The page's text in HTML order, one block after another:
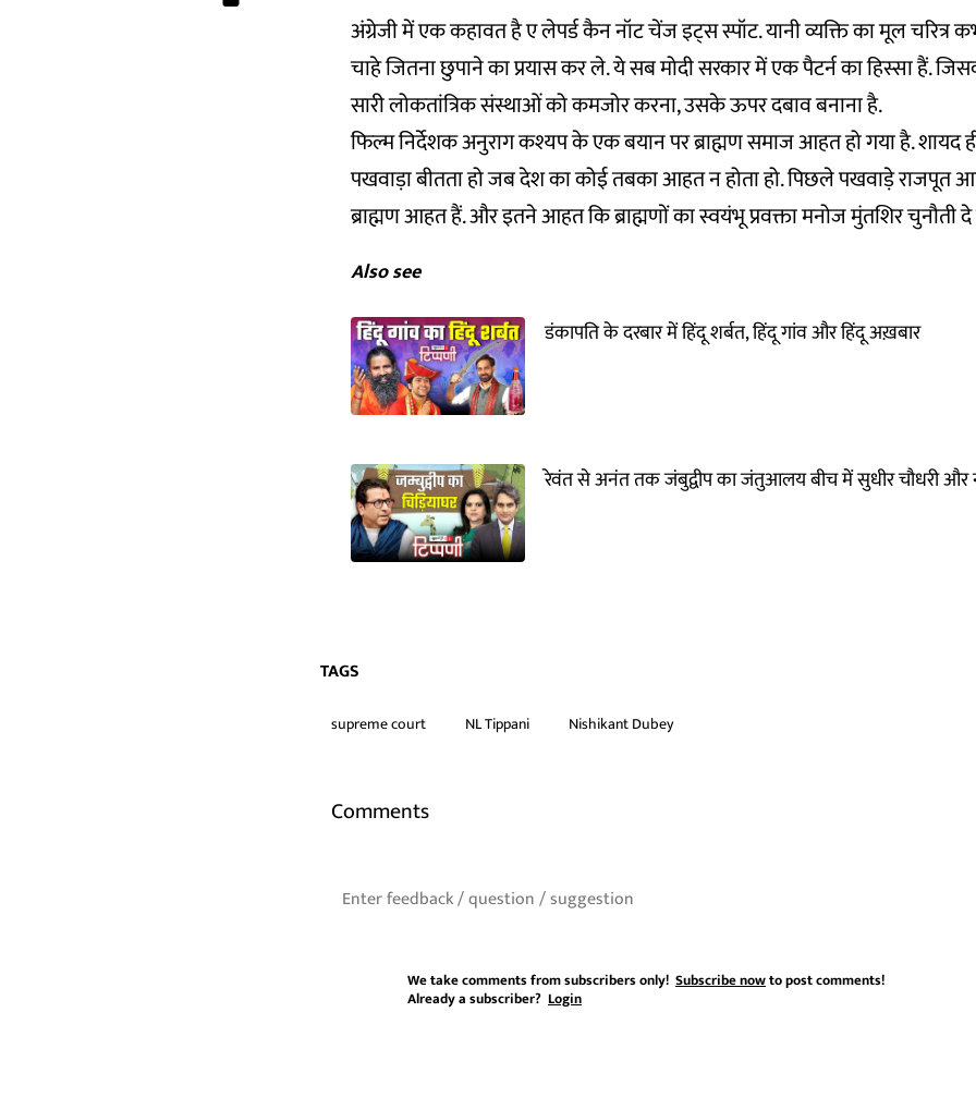
अंग्रेजी में एक कहावत है ए लेपर्ड कैन नॉट चेंज इट्स स्पॉट. यानी व्यक्ति का मूल चरित्र
चाहे जितना छुपाने का प्रयास कर ले. ये सब मोदी सरकार में एक पैटर्न का हिस्सा हैं.
सारी लोकतांत्रिक संस्थाओं को कमजोर करना, उसके ऊपर दबाव बनाना है.
फिल्म निर्देशक अनुराग कश्यप के एक बयान पर ब्राह्मण समाज आहत हो गया है. शायद
पखवाड़ा बीतता हो जब देश का कोई तबका आहत न होता हो. पिछले पखवाड़े राजपूत
ब्राह्मण आहत हैं. और इतने आहत कि ब्राह्मणों का स्वयंभू प्रवक्ता मनोज मुंतशिर चुनौती
Also see
डंकापति के दरबार में हिंदू शर्बत, हिंदू गांव और हिंदू अख़बार
रेवंत से अनंत तक जंबुद्वीप का जंतुआलय बीच में सुधीर चौधरी और
TAGS
supreme court NL Tippani Nishikant Dubey
Comments
We take comments from subscribers only! Subscribe nowto post comments!
Already a subscriber? Login